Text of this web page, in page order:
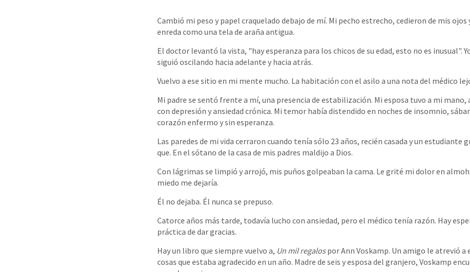
Cambió mi peso y papel craquelado debajo de mí. Mi pecho estrecho, cedieron de mis ojos
enreda como una tela de araña antigua.
El doctor levantó la vista, "hay esperanza para los chicos de su edad, esto no es inusual".
siguió oscilando hacia adelante y hacia atrás.
Vuelvo a ese sitio en mi mente mucho. La habitación con el asilo a una nota del médico
Mi padre se sentó frente a mí, una presencia de estabilización. Mi esposa tuvo a mi mano,
con depresión y ansiedad crónica. Mi temor había distendido en noches de insomnio,
corazón enfermo y sin esperanza.
Las paredes de mi vida cerraron cuando tenía sólo 23 años, recién casada y un estudiante
que. En el sótano de la casa de mis padres maldijo a Dios.
Con lágrimas se limpió y arrojó, mis puños golpeaban la cama. Le grité mi dolor en
miedo me dejaría.
Él no dejaba. Él nunca se prepuso.
Catorce años más tarde, todavía lucho con ansiedad, pero el médico tenía razón. Hay
práctica de dar gracias.
Hay un libro que siempre vuelvo a, Un mil regalospor Ann Voskamp. Un amigo le atrevió a
cosas que estaba agradecido en un año. Madre de seis y esposa del granjero, Voskamp